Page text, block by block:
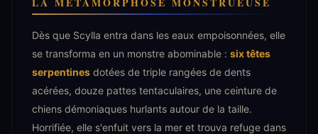
Dès que Scylla entra dans les eaux empoisonnées, elle
se transforma en un monstre abominable : six têtes
serpentines dotées de triple rangées de dents
acérées, douze pattes tentaculaires, une ceinture de
chiens démoniaques hurlants autour de la taille.
Horrifiée, elle s'enfuit vers la mer et trouva refuge dans